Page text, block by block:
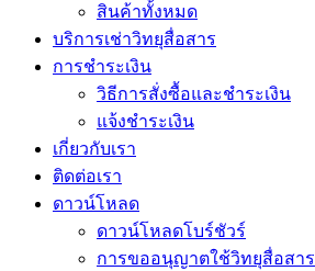
สินค้าทั้งหมด
บริการเช่าวิทยุสื่อสาร
การชำระเงิน
วิธีการสั่งซื้อและชำระเงิน
แจ้งชำระเงิน
เกี่ยวกับเรา
ติดต่อเรา
ดาวน์โหลด
ดาวน์โหลดโบร์ชัวร์
การขออนุญาตใช้วิทยุสื่อสาร